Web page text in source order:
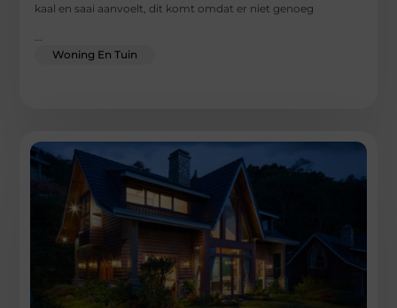
kaal en saai aanvoelt, dit komt omdat er niet genoeg
...
Woning En Tuin